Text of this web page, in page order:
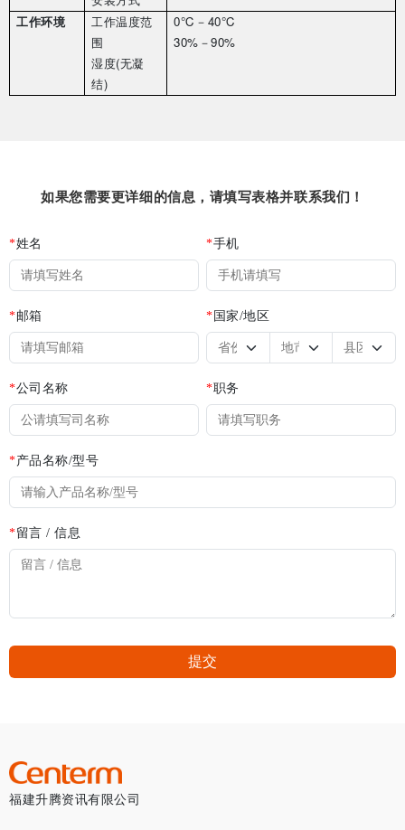
工作环境
工作温度范
围
湿度(无凝
结)
0℃－ 40℃
30% －90%
如果您需要更详细的信息，请填写表格并联系我们！
*姓名 *手机
*邮箱 * 国家/地区
*公司名称 *职务
*产品名称/型号
*留言 / 信息
提交
福建升腾资讯有限公司